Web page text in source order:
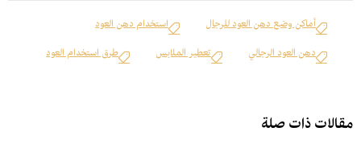
أماكن وضع دهن العود للرجال
استخدام دهن العود
دهن العود الرجالي
تعطير الملابس طرق استخدام العود
مقالات ذات صلة